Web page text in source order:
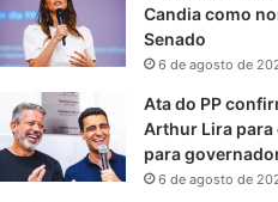
Candia como
Senado
6 de agosto de
Ata do PP
Arthur Lira para
para
6 de agosto de